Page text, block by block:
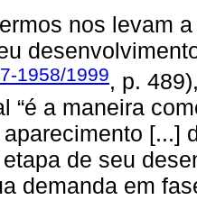
nos levam
1958/1999, p.
“é a maneira
[...]
de seu
demanda em